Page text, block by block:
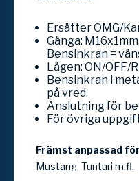
Ersätter OMG/
Gänga:
Bensinkran =
Lägen: ON/OFF/
Bensinkran i
på vred.
Anslutning för
För övriga
Främst anpassad
Mustang, Tunturi m.fl.